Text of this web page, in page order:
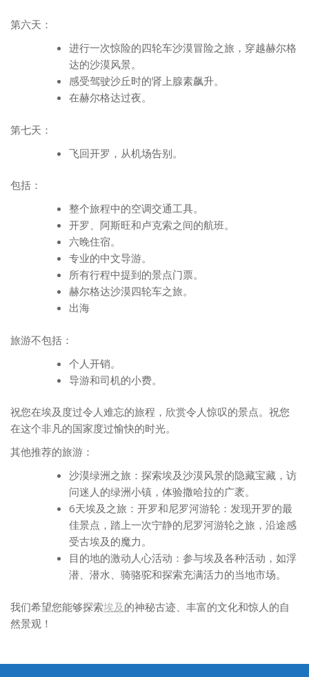
第六天：
进行一次惊险的四轮车沙漠冒险之旅，穿越赫尔格
达的沙漠风景。
感受驾驶沙丘时的肾上腺素飙升。
在赫尔格达过夜。
第七天：
飞回开罗，从机场告别。
包括：
整个旅程中的空调交通工具。
开罗、阿斯旺和卢克索之间的航班。
六晚住宿。
专业的中文导游。
所有行程中提到的景点门票。
赫尔格达沙漠四轮车之旅。
出海
旅游不包括：
个人开销。
导游和司机的小费。
祝您在埃及度过令人难忘的旅程，欣赏令人惊叹的景点。祝您
在这个非凡的国家度过愉快的时光。
其他推荐的旅游：
沙漠绿洲之旅：探索埃及沙漠风景的隐藏宝藏，访
问迷人的绿洲小镇，体验撒哈拉的广袤。
6天埃及之旅：开罗和尼罗河游轮：发现开罗的最
佳景点，踏上一次宁静的尼罗河游轮之旅，沿途感
受古埃及的魔力。
目的地的激动人心活动：参与埃及各种活动，如浮
潜、潜水、骑骆驼和探索充满活力的当地市场。
我们希望您能够探索埃及 的神秘古迹、丰富的文化和惊人的自
然景观！